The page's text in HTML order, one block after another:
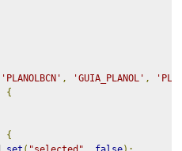
'PLANOLBCN' , 'GUIA_PLANOL' ,
{
{